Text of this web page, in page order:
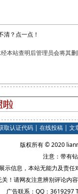
清？点一点！
本站查明后管理员会将其
取认证代码| 在线投稿| 文
版权所有 © 2020
注意：带有
示信息，本站无能力及责
！请网友注意辨别评论内
广告联系：QQ：3619297